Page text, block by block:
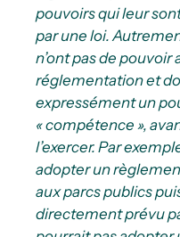
pouvoirs qui leur
par une loi.
n’ont pas de
réglementation et
expressément un
« compétence »,
l’exercer. Par
adopter un
aux parcs publics
directement prévu